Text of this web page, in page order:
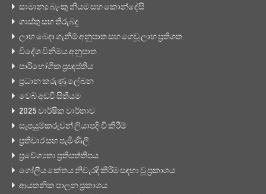
සාමාන්‍ය බැංකු නියම සහ කොන්දේසි
ගාස්තු සහ තීරුබදු
ලාභ බෙදා ගැනීම් අනුපාත සහ ගෙවූ ලාභ ප්‍රතිශත
විදේශ විනිමය අනුපාත
පාරිභෝගික ප්‍රඥප්තිය
ප්‍රධාන කරුණු ලේඛන
වෙබ් අඩවි සිතියම
2025 වාර්ෂික වාර්තාව
සැපයුම්කරුවන් ලියාපදිංචි කිරීම්
ප්‍රතිචාර සහ පැමිණිලි
ප්‍රවේශ්‍යතා ප්‍රතිපත්තිපය
ගෝලීය කේතය නිවැරදි කිරීම සඳහා වූ ප්‍රකාශය
ආයතනික පාලන ප්‍රකාශය